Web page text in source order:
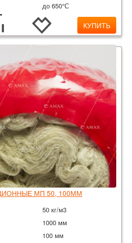
до 650°С
КУПИТЬ
МП 50, 100ММ
50 кг/м3
1000 мм
100 мм